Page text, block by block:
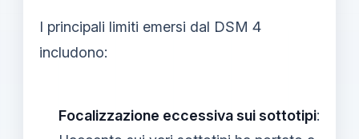
I principali limiti emersi dal DSM 4
includono:
Focalizzazione eccessiva sui sottotipi: